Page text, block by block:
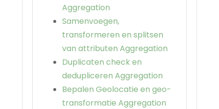
Aggregation
Samenvoegen,
transformeren en splitsen
van attributen Aggregation
Duplicaten check en
dedupliceren Aggregation
Bepalen Geolocatie en geo-
transformatie Aggregation